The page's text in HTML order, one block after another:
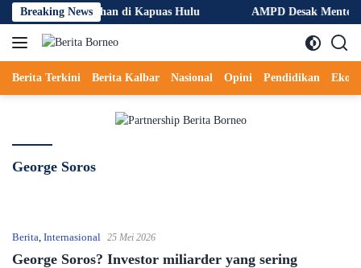
Langsung
ke
konten
Breaking News
Hutan dan Lahan di Kapuas Hulu AMPD Desak Menteri
Berita Terkini Berita Kalbar Nasional Opini Pendidikan
George Soros
Berita Internasional 25 Mei 2026
George Soros? Investor miliarder yang sering